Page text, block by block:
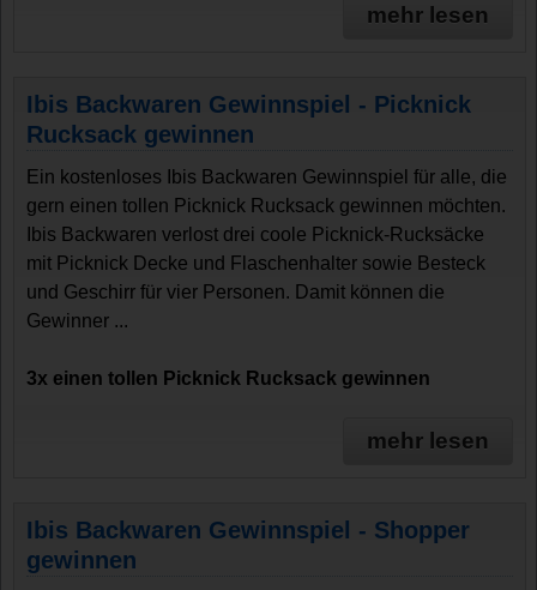
mehr lesen
Ibis Backwaren Gewinnspiel - Picknick
Rucksack gewinnen
Ein kostenloses Ibis Backwaren Gewinnspiel für alle, die
gern einen tollen Picknick Rucksack gewinnen möchten.
Ibis Backwaren verlost drei coole Picknick-Rucksäcke
mit Picknick Decke und Flaschenhalter sowie Besteck
und Geschirr für vier Personen. Damit können die
Gewinner ...
3x einen tollen Picknick Rucksack gewinnen
mehr lesen
Ibis Backwaren Gewinnspiel - Shopper
gewinnen